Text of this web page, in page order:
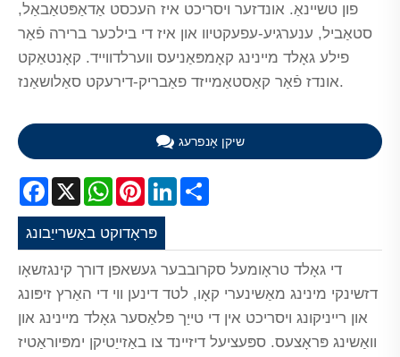
פון טשיינאַ. אונדזער ויסריכט איז העכסט אַדאַפּטאַבאַל,
סטאַביל, ענערגיע-עפעקטיוו און איז די בילכער ברירה פֿאַר
פילע גאָלד מיינינג קאָמפּאַניעס ווערלדווייד. קאָנטאַקט
אונדז פֿאַר קאַסטאַמייזד פאַבריק-דירעקט סאַלושאַנז.
שיקן אָנפרעג
Facebook
X WhatsApp
PinterestLinkedIn
פּראָדוקט באַשרייַבונג
די גאָלד טראָומעל סקרובבער געשאפן דורך קינגזשאָו
דזשינקי מינינג מאַשינערי קאָו, לטד דינען ווי די האַרץ זיפּונג
און רייניקונג ויסריכט אין די טייַך פּלאַסער גאָלד מיינינג און
וואַשינג פּראָצעס. ספּעציעל דיזיינד צו באַזייַטיקן ימפּיוראַטיז